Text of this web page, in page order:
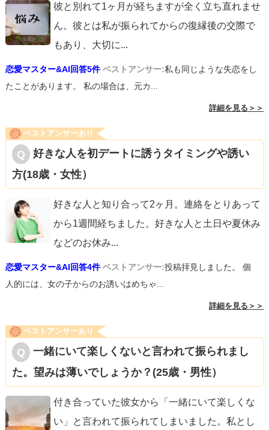
彼と別れて1ヶ月が経ちますが全く立ち直れませ
ん。彼とは私が振られてからの復縁後の交際で
もあり、大切に...
恋愛マスター&AI回答5件 ベストアンサー:私も同じような失恋をし
たことがあります。 私の場合は、元カ...
詳細を見る＞＞
ベストアンサーあり
好きな人を初デートに誘うタイミングや誘い
方(18歳・女性）
好きな人と知り合って2ヶ月。連絡をとりあって
から1週間経ちました。好きな人と土日や夏休み
などのお休み...
恋愛マスター&AI回答4件 ベストアンサー:投稿拝見しました。 個
人的には、女の子からのお誘いはめちゃ...
詳細を見る＞＞
ベストアンサーあり
一緒にいて楽しくないと言われて振られまし
た。望みは薄いでしょうか？(25歳・男性）
付き合っていた彼女から「一緒にいて楽しくな
い」と言われて振られてしまいました。私とし